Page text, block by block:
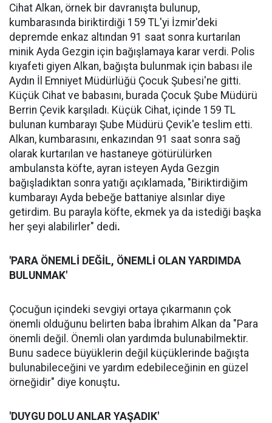
Cihat Alkan, örnek bir davranışta bulunup,
kumbarasında biriktirdiği 159 TL'yi İzmir'deki
depremde enkaz altından 91 saat sonra kurtarılan
minik Ayda Gezgin için bağışlamaya karar verdi. Polis
kıyafeti giyen Alkan, bağışta bulunmak için babası ile
Aydın İl Emniyet Müdürlüğü Çocuk Şubesi'ne gitti.
Küçük Cihat ve babasını, burada Çocuk Şube Müdürü
Berrin Çevik karşıladı. Küçük Cihat, içinde 159 TL
bulunan kumbarayı Şube Müdürü Çevik'e teslim etti.
Alkan, kumbarasını, enkazından 91 saat sonra sağ
olarak kurtarılan ve hastaneye götürülürken
ambulansta köfte, ayran isteyen Ayda Gezgin
bağışladıktan sonra yatığı açıklamada, "Biriktirdiğim
kumbarayı Ayda bebeğe battaniye alsınlar diye
getirdim. Bu parayla köfte, ekmek ya da istediği başka
her şeyi alabilirler" dedi.
'PARA ÖNEMLİ DEĞİL, ÖNEMLİ OLAN YARDIMDA
BULUNMAK'
Çocuğun içindeki sevgiyi ortaya çıkarmanın çok
önemli olduğunu belirten baba İbrahim Alkan da "Para
önemli değil. Önemli olan yardımda bulunabilmektir.
Bunu sadece büyüklerin değil küçüklerinde bağışta
bulunabileceğini ve yardım edebileceğinin en güzel
örneğidir" diye konuştu.
'DUYGU DOLU ANLAR YAŞADIK'